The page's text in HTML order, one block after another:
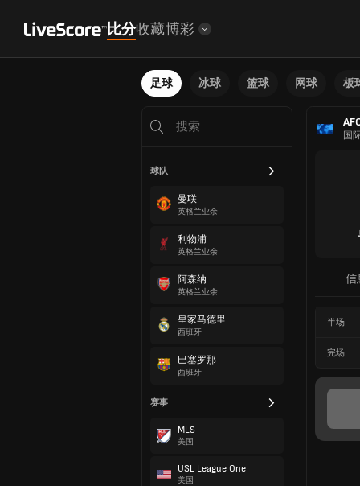
比分收藏博彩
足球 冰球 篮球 网球 板
球队
曼联
英格兰业余
利物浦
英格兰业余
阿森纳
英格兰业余
皇家马德里
西班牙
巴塞罗那
西班牙
赛事
MLS
美国
USL League One
美国
国
信
半场
完场